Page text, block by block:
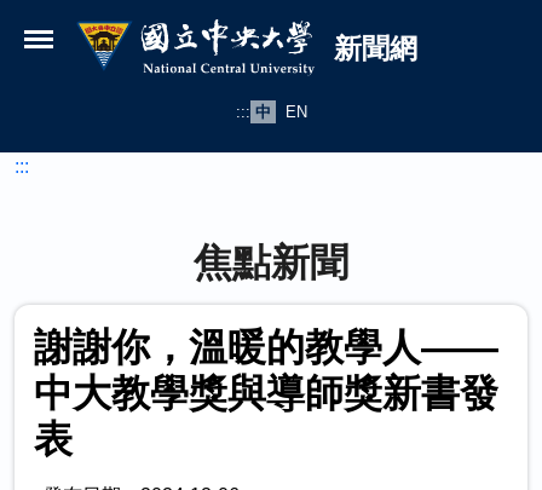
國立中央大學新聞網
新聞網
::: 中 EN
:::
焦點新聞
謝謝你，溫暖的教學人――
中大教學獎與導師獎新書發
表